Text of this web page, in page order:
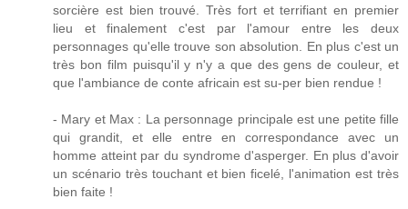
sorcière est bien trouvé. Très fort et terrifiant en premier
lieu et finalement c'est par l'amour entre les deux
personnages qu'elle trouve son absolution. En plus c'est un
très bon film puisqu'il y n'y a que des gens de couleur, et
que l'ambiance de conte africain est su-per bien rendue !
- Mary et Max : La personnage principale est une petite fille
qui grandit, et elle entre en correspondance avec un
homme atteint par du syndrome d'asperger. En plus d'avoir
un scénario très touchant et bien ficelé, l'animation est très
bien faite !